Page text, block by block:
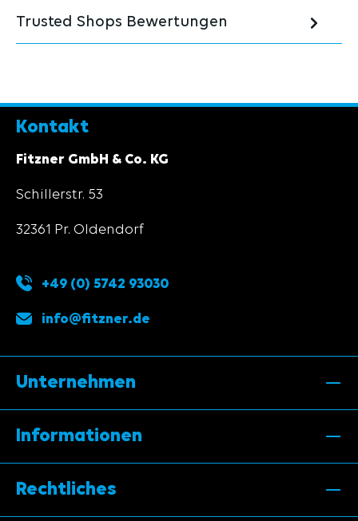
Trusted Shops Bewertungen
Kontakt
Fitzner GmbH & Co. KG
Schillerstr. 53
32361 Pr. Oldendorf
+49 (0) 5742 93030
info@fitzner.de
Unternehmen
Informationen
Rechtliches